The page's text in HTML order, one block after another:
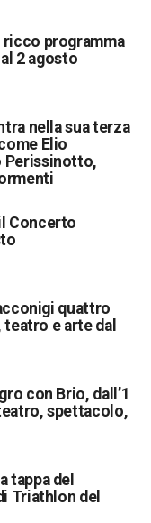
programma
2 agosto
nella sua terza
Elio
Perissinotto,
Concerto
quattro
e arte dal
con Brio, dall’1
spettacolo,
tappa del
Triathlon del